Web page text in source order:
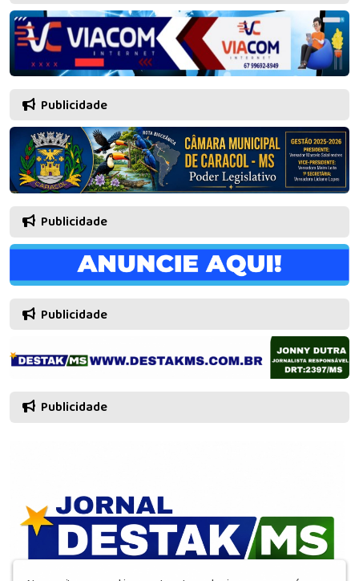
Publicidade
Publicidade
Publicidade
Publicidade